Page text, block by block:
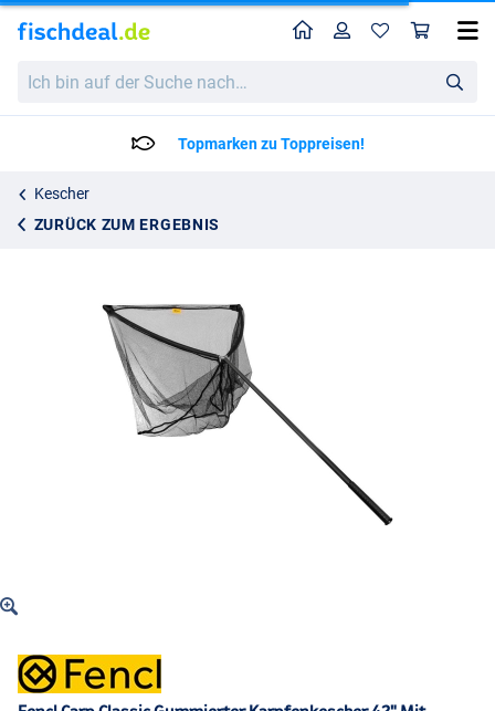
bin
HomeProfil
Lieferzeit: 2 bis 4 Arbeitstage
Kescher
ZURÜCK ZUM ERGEBNIS
Fencl Carp Classic Gummierter Karpfenkescher 42" Mit 200cm Sieel + Hülle
222.95